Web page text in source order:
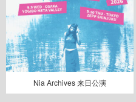
Nia Archives 来日公演